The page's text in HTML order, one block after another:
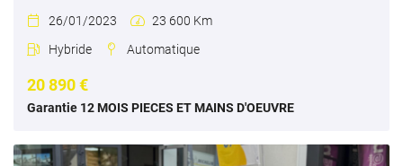
 26/01/2023  23 600 Km
 Hybride  Automatique
20 890 €
Garantie 12 MOIS PIECES ET MAINS D'OEUVRE